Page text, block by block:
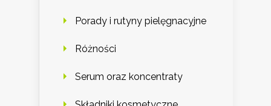
Porady i rutyny pielęgnacyjne
Różności
Serum oraz koncentraty